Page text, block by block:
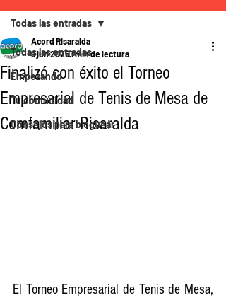
Todas las entradas
Empezando
Tu comunidad
Consejos para bloguear
Todas las entradas
Finalizó con éxito el Torneo
Empresarial de Tenis de Mesa de
Comfamiliar Risaralda
Acord Risaralda
9 jun 20251 min de lectura
El Torneo Empresarial de Tenis de Mesa,